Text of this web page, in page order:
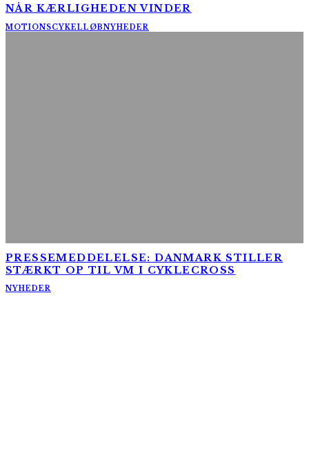
NÅR KÆRLIGHEDEN VINDER
MOTIONSCYKELLØBNYHEDER
PRESSEMEDDELELSE: DANMARK STILLER
STÆRKT OP TIL VM I CYKLECROSS
NYHEDER